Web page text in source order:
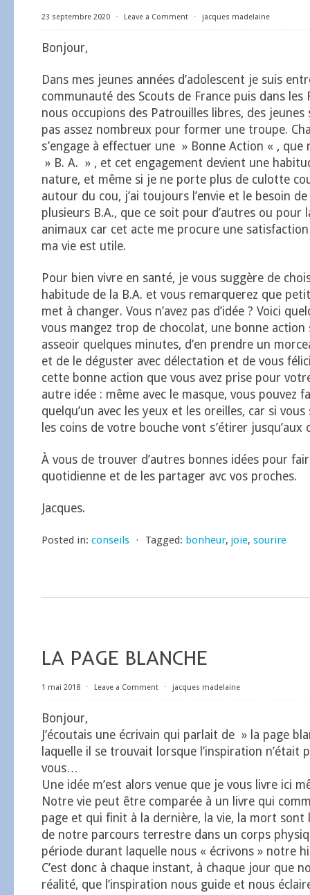
23 septembre 2020 ⋅ Leave a Comment ⋅ jacques madelaine
Bonjour,
Dans mes jeunes années d’adolescent je suis
communauté des Scouts de France puis dans les
nous occupions des Patrouilles libres, des jeunes
pas assez nombreux pour former une troupe.
s’engage à effectuer une » Bonne Action « , que
» B. A. » , et cet engagement devient une
nature, et même si je ne porte plus de culotte
autour du cou, j’ai toujours l’envie et le besoin
plusieurs B.A., que ce soit pour d’autres ou pour
animaux car cet acte me procure une
ma vie est utile.
Pour bien vivre en santé, je vous suggère de
habitude de la B.A. et vous remarquerez que
met à changer. Vous n’avez pas d’idée ? Voici
vous mangez trop de chocolat, une bonne action
asseoir quelques minutes, d’en prendre un
et de le déguster avec délectation et de vous
cette bonne action que vous avez prise pour
autre idée : même avec le masque, vous pouvez
quelqu’un avec les yeux et les oreilles, car si
les coins de votre bouche vont s’étirer jusqu’aux
À vous de trouver d’autres bonnes idées pour
quotidienne et de les partager avc vos proches.
Jacques.
Posted in: conseils ⋅ Tagged: bonheur, joie, sourire
LA PAGE BLANCHE
1 mai 2018 ⋅ Leave a Comment ⋅ jacques madelaine
Bonjour,
J’écoutais une écrivain qui parlait de » la page
laquelle il se trouvait lorsque l’inspiration n’était
vous…
Une idée m’est alors venue que je vous livre ici
Notre vie peut être comparée à un livre qui
page et qui finit à la dernière, la vie, la mort sont
de notre parcours terrestre dans un corps
période durant laquelle nous « écrivons » notre
C’est donc à chaque instant, à chaque jour que
réalité, que l’inspiration nous guide et nous